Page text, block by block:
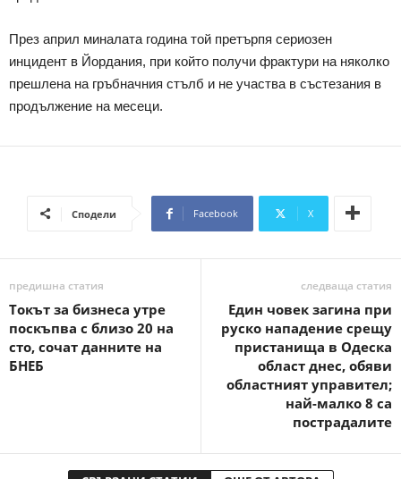
През април миналата година той претърпя сериозен
инцидент в Йордания, при който получи фрактури на няколко
прешлена на гръбначния стълб и не участва в състезания в
продължение на месеци.
Сподели Facebook X
предишна статия
Токът за бизнеса утре
поскъпва с близо 20 на
сто, сочат данните на
БНЕБ
следваща статия
Един човек загина при
руско нападение срещу
пристанища в Одеска
област днес, обяви
областният управител;
най-малко 8 са
пострадалите